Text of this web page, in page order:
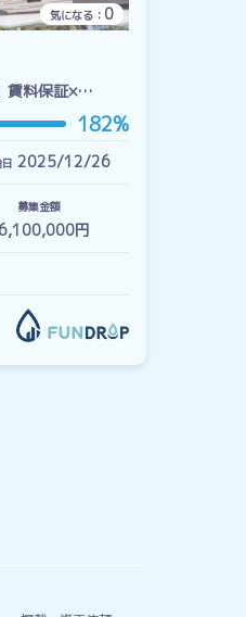
気になる： 0
賃料保証×…
182%
2025/12/26
募集金額
円